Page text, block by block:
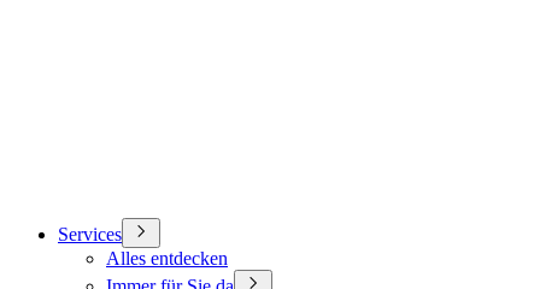
Services
Alles entdecken